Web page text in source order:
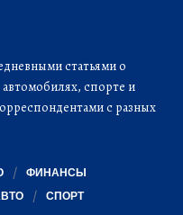
статьями о
спорте и
с разных
ФИНАНСЫ
СПОРТ